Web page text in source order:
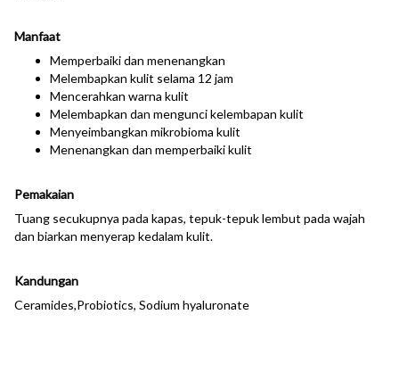
Manfaat
Memperbaiki dan menenangkan
Melembapkan kulit selama 12 jam
Mencerahkan warna kulit
Melembapkan dan mengunci kelembapan kulit
Menyeimbangkan mikrobioma kulit
Menenangkan dan memperbaiki kulit
Pemakaian
Tuang secukupnya pada kapas, tepuk-tepuk lembut pada wajah
dan biarkan menyerap kedalam kulit.
Kandungan
Ceramides,Probiotics, Sodium hyaluronate